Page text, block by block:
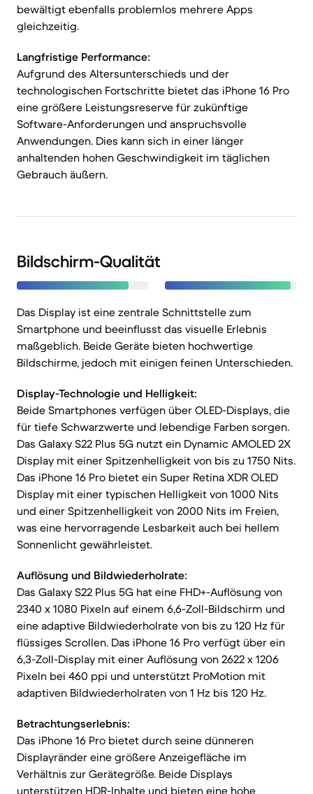
bewältigt ebenfalls problemlos mehrere Apps
gleichzeitig.
Langfristige Performance:
Aufgrund des Altersunterschieds und der
technologischen Fortschritte bietet das iPhone 16 Pro
eine größere Leistungsreserve für zukünftige
Software-Anforderungen und anspruchsvolle
Anwendungen. Dies kann sich in einer länger
anhaltenden hohen Geschwindigkeit im täglichen
Gebrauch äußern.
Bildschirm-Qualität
Das Display ist eine zentrale Schnittstelle zum
Smartphone und beeinflusst das visuelle Erlebnis
maßgeblich. Beide Geräte bieten hochwertige
Bildschirme, jedoch mit einigen feinen Unterschieden.
Display-Technologie und Helligkeit:
Beide Smartphones verfügen über OLED-Displays, die
für tiefe Schwarzwerte und lebendige Farben sorgen.
Das Galaxy S22 Plus 5G nutzt ein Dynamic AMOLED 2X
Display mit einer Spitzenhelligkeit von bis zu 1750 Nits.
Das iPhone 16 Pro bietet ein Super Retina XDR OLED
Display mit einer typischen Helligkeit von 1000 Nits
und einer Spitzenhelligkeit von 2000 Nits im Freien,
was eine hervorragende Lesbarkeit auch bei hellem
Sonnenlicht gewährleistet.
Auflösung und Bildwiederholrate:
Das Galaxy S22 Plus 5G hat eine FHD+-Auflösung von
2340 x 1080 Pixeln auf einem 6,6-Zoll-Bildschirm und
eine adaptive Bildwiederholrate von bis zu 120 Hz für
flüssiges Scrollen. Das iPhone 16 Pro verfügt über ein
6,3-Zoll-Display mit einer Auflösung von 2622 x 1206
Pixeln bei 460 ppi und unterstützt ProMotion mit
adaptiven Bildwiederholraten von 1 Hz bis 120 Hz.
Betrachtungserlebnis:
Das iPhone 16 Pro bietet durch seine dünneren
Displayränder eine größere Anzeigefläche im
Verhältnis zur Gerätegröße. Beide Displays
unterstützen HDR-Inhalte und bieten eine hohe